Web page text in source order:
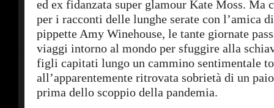
ed ex fidanzata super glamour Kate Moss. Ma
per i racconti delle lunghe serate con l’amica
pippette Amy Winehouse, le tante giornate
viaggi intorno al mondo per sfuggire alla
figli capitati lungo un cammino sentimentale
all’apparentemente ritrovata sobrietà di un
prima dello scoppio della pandemia.